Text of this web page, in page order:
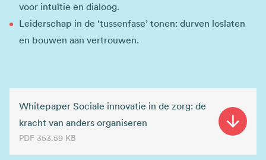
voor intuïtie en dialoog.
Leiderschap in de ‘tussenfase’ tonen: durven loslaten
en bouwen aan vertrouwen.
Whitepaper Sociale innovatie in de zorg: de
kracht van anders organiseren
PDF 353.59 KB